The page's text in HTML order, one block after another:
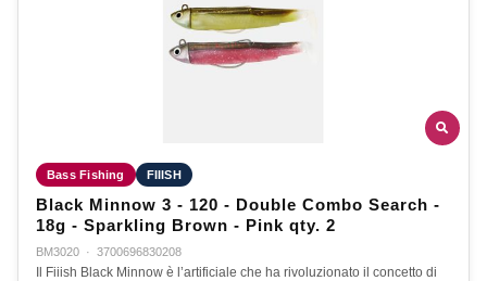
Bass Fishing FIIISH
Black Minnow 3 - 120 - Double Combo Search -
18g - Sparkling Brown - Pink qty. 2
BM3020 · 3700696830208
Il Fiiish Black Minnow è l’artificiale che ha rivoluzionato il concetto di